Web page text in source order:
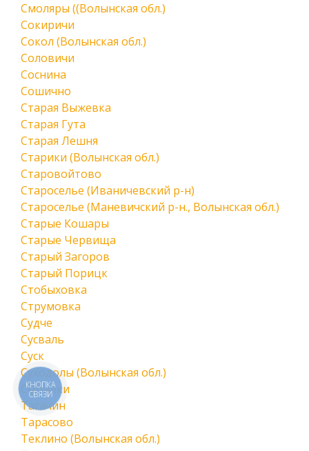
Смоляры ((Волынская обл.)
Сокиричи
Сокол (Волынская обл.)
Соловичи
Соснина
Сошично
Старая Выжевка
Старая Гута
Старая Лешня
Старики (Волынская обл.)
Старовойтово
Староселье (Иваничевский р-н)
Староселье (Маневичский р-н., Волынская обл.)
Старые Кошары
Старые Червища
Старый Загоров
Старый Порицк
Стобыховка
Струмовка
Судче
Сусваль
Суск
Суходолы (Волынская обл.)
Сырники
Тагачин
Тарасово
Теклино (Волынская обл.)
КНОПКА
СВЯЗИ